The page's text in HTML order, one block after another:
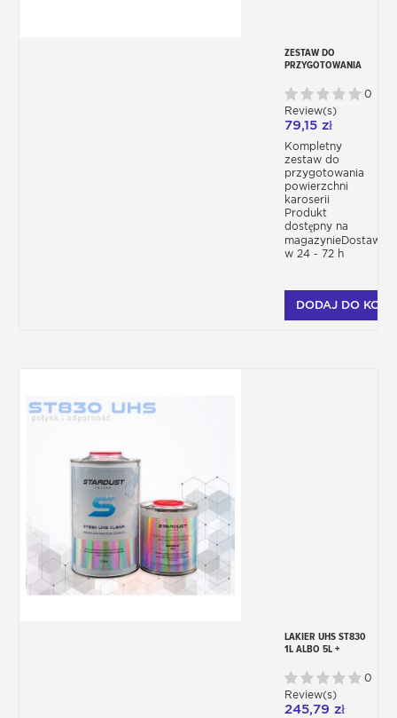
ZESTAW DO
PRZYGOTOWANIA
MALOWANIEM
0
Review(s)
79,15 zł
Kompletny
zestaw do
przygotowania
powierzchni
karoserii
Produkt
dostępny na
magazynieDostawa
w 24 - 72 h
DODAJ DO
LAKIER UHS ST830
1L ALBO 5L +
ROZPUSZCZALNIK 0
Review(s)
245,79 zł